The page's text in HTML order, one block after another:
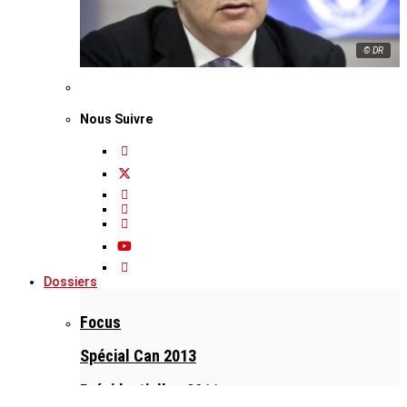
© DR
Nous Suivre
Dossiers
Focus
Spécial Can 2013
Présidentielles 2011